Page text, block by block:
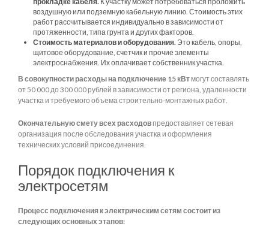
воздушную или подземную кабельную линию. Стоимость этих
работ рассчитывается индивидуально в зависимости от
протяженности, типа грунта и других факторов.
Стоимость материалов и оборудования. Это кабель, опоры,
щитовое оборудование, счетчик и прочие элементы
электроснабжения. Их оплачивает собственник участка.
В совокупности расходы на подключение 15 кВт могут составлять
от 50 000 до 300 000 рублей в зависимости от региона, удаленности
участка и требуемого объема строительно-монтажных работ.
Окончательную смету всех расходов предоставляет сетевая
организация после обследования участка и оформления
технических условий присоединения.
Порядок подключения к
электросетям
Процесс подключения к электрическим сетям состоит из
следующих основных этапов: